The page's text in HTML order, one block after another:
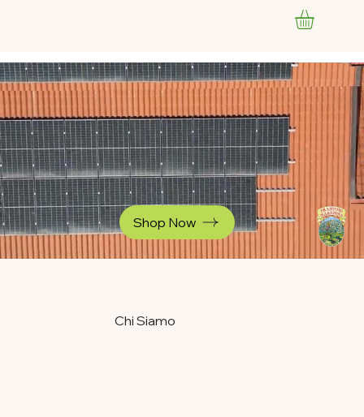
Shop Now
Chi Siamo